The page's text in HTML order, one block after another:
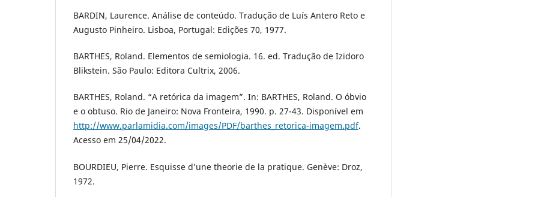
BARDIN, Laurence. Análise de conteúdo. Tradução de Luís Antero Reto e
Augusto Pinheiro. Lisboa, Portugal: Edições 70, 1977.
BARTHES, Roland. Elementos de semiologia. 16. ed. Tradução de Izidoro
Blikstein. São Paulo: Editora Cultrix, 2006.
BARTHES, Roland. “A retórica da imagem”. In: BARTHES, Roland. O óbvio
e o obtuso. Rio de Janeiro: Nova Fronteira, 1990. p. 27-43. Disponível em
http://www.parlamidia.com/images/PDF/barthes_retorica-imagem.pdf.
Acesso em 25/04/2022.
BOURDIEU, Pierre. Esquisse d’une theorie de la pratique. Genève: Droz,
1972.